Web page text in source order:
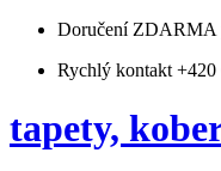
Doručení ZDARMA
Rychlý kontakt +420
tapety,